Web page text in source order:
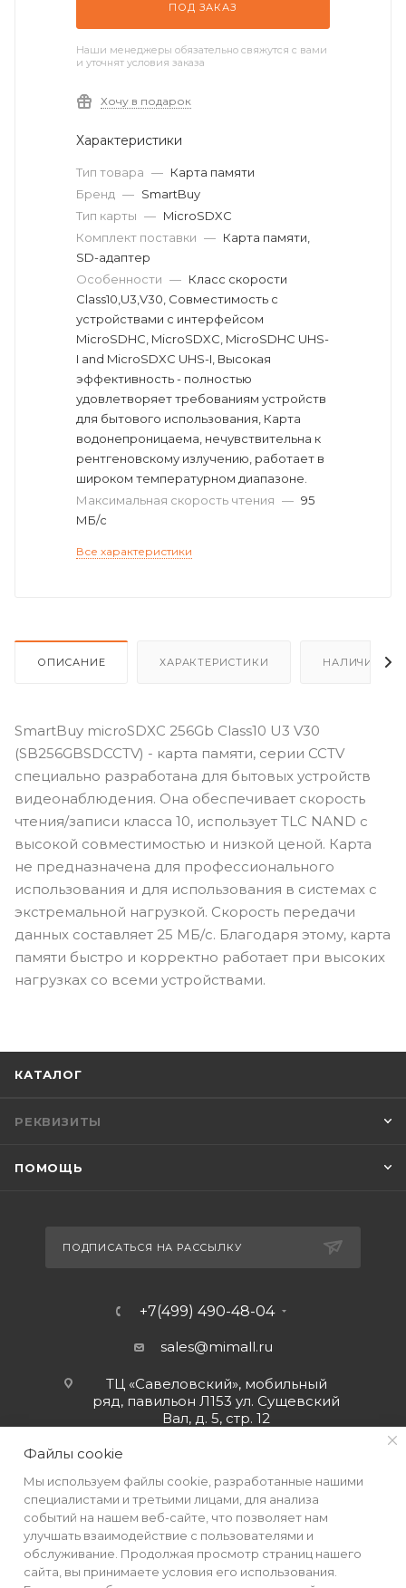
ПОД ЗАКАЗ
Наши менеджеры обязательно свяжутся с вами
и уточнят условия заказа
Хочу в подарок
Характеристики
Тип товара — Карта памяти
Бренд — SmartBuy
Тип карты — MicroSDXC
Комплект поставки — Карта памяти,
SD-адаптер
Особенности — Класс скорости
Class10,U3,V30, Совместимость с
устройствами с интерфейсом
MicroSDHC, MicroSDXC, MicroSDHC UHS-
I and MicroSDXC UHS-I, Высокая
эффективность - полностью
удовлетворяет требованиям устройств
для бытового использования, Карта
водонепроницаема, нечувствительна к
рентгеновскому излучению, работает в
широком температурном диапазоне.
Максимальная скорость чтения — 95
МБ/с
Все характеристики
ОПИСАНИЕ ХАРАКТЕРИСТИКИ НАЛИЧИЕ
SmartBuy microSDXC 256Gb Class10 U3 V30
(SB256GBSDCCTV) - карта памяти, серии CCTV
специально разработана для бытовых устройств
видеонаблюдения. Она обеспечивает скорость
чтения/записи класса 10, использует TLC NAND с
высокой совместимостью и низкой ценой. Карта
не предназначена для профессионального
использования и для использования в системах с
экстремальной нагрузкой. Скорость передачи
данных составляет 25 МБ/с. Благодаря этому, карта
памяти быстро и корректно работает при высоких
нагрузках со всеми устройствами.
КАТАЛОГ
РЕКВИЗИТЫ
ПОМОЩЬ
ПОДПИСАТЬСЯ НА РАССЫЛКУ
+7(499) 490-48-04
sales@mimall.ru
ТЦ «Савеловский», мобильный
ряд, павильон Л153 ул. Сущевский
Вал, д. 5, стр. 12
Файлы cookie
Мы используем файлы cookie, разработанные нашими
специалистами и третьими лицами, для анализа
событий на нашем веб-сайте, что позволяет нам
улучшать взаимодействие с пользователями и
обслуживание. Продолжая просмотр страниц нашего
сайта, вы принимаете условия его использования.